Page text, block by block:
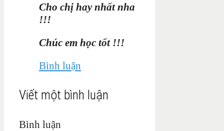
Cho chị hay nhất nha
!!!
Chúc em học tốt !!!
Bình luận
Viết một bình luận
Bình luận